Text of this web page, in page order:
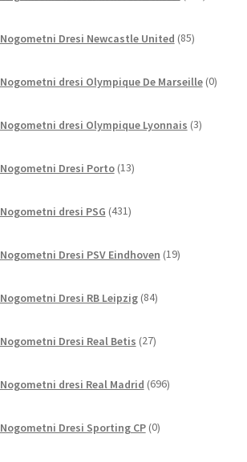
Nogometni Dresi Newcastle United 85izdelkov
Nogometni dresi Olympique De Marseille 0
Nogometni dresi Olympique Lyonnais 3izdelki
Nogometni Dresi Porto 13izdelkov
Nogometni dresi PSG 431izdelkov
Nogometni Dresi PSV Eindhoven 19izdelkov
Nogometni Dresi RB Leipzig 84izdelkov
Nogometni Dresi Real Betis 27izdelkov
Nogometni dresi Real Madrid 696izdelkov
Nogometni Dresi Sporting CP 0izdelkov